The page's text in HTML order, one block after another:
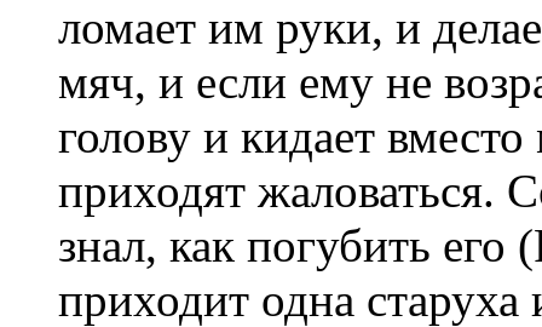
ломает им руки, и
мяч, и если ему не
голову и кидает
приходят жаловаться.
знал, как погубить
приходит одна